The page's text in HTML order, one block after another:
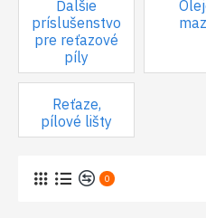
Ďalšie
príslušenstvo
pre reťazové
píly
Reťaze,
pílové lišty
0